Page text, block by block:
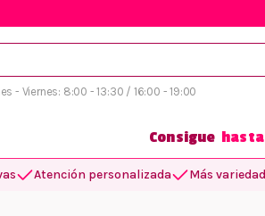
- Viernes: 8:00 - 13:30 / 16:00 - 19:00
Consigue
Atención personalizada Más